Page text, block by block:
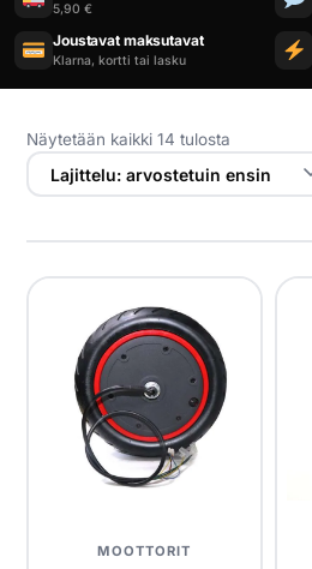
Ajoneuvot
Varaosat
Lisävarusteet
Huoltopalvelu
Yrityksille
Varaa huolto
5,90 €
Joustavat maksutavat
Klarna, kortti tai lasku
Näytetään kaikki 14 tulosta
MOOTTORIT